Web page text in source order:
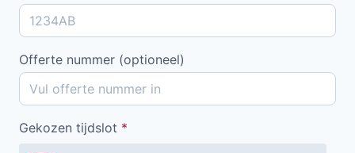
Offerte nummer (optioneel)
Gekozen tijdslot *